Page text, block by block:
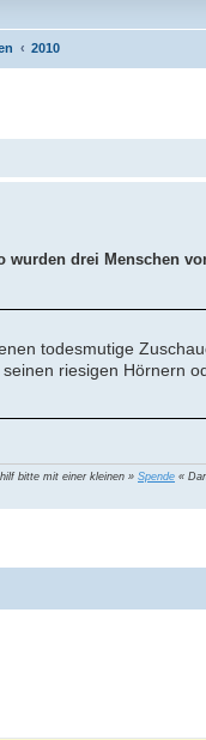
2010
drei Menschen
todesmutige
riesigen Hörnern
bitte mit einer kleinen » Spende «